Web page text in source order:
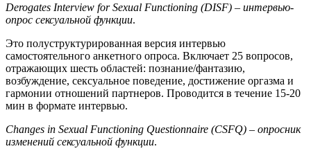
Derogates Interview for Sexual Functioning (DISF) – интервью-
опрос сексуальной функции.
Это полуструктурированная версия интервью
самостоятельного анкетного опроса. Включает 25 вопросов,
отражающих шесть областей: познание/фантазию,
возбуждение, сексуальное поведение, достижение оргазма и
гармонии отношений партнеров. Проводится в течение 15-20
мин в формате интервью.
Changes in Sexual Functioning Questionnaire (CSFQ) – опросник
изменений сексуальной функции.